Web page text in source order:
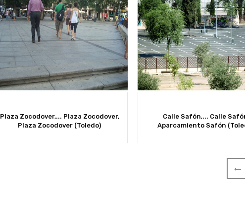
Plaza Zocodover,... Plaza Zocodover,
Plaza Zocodover (Toledo)
Calle Safón,... Calle
Aparcamiento Safón